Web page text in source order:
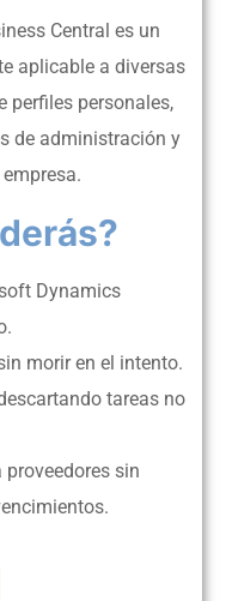
Central es un
aplicable a diversas
perfiles personales,
de administración y
Dynamics
morir en el intento.
tareas no
proveedores sin